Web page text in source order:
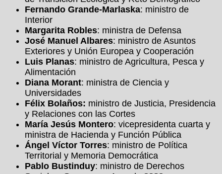
Fernando Grande-Marlaska: ministro de
Interior
Margarita Robles: ministra de Defensa
José Manuel Albares: ministro de Asuntos
Exteriores y Unión Europea y Cooperación
Luis Planas: ministro de Agricultura, Pesca y
Alimentación
Diana Morant: ministra de Ciencia y
Universidades
Félix Bolaños: ministro de Justicia, Presidencia
y Relaciones con las Cortes
María Jesús Montero: vicepresidenta cuarta y
ministra de Hacienda y Función Pública
Ángel Víctor Torres: ministro de Política
Territorial y Memoria Democrática
Pablo Bustinduy: ministro de Derechos